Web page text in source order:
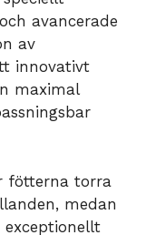
avancerade
av
innovativt
maximal
fötterna torra
medan